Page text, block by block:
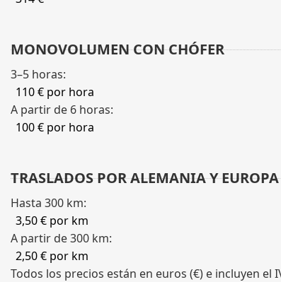
MONOVOLUMEN CON CHÓFER
3–5 horas:
110 € por hora
A partir de 6 horas:
100 € por hora
TRASLADOS POR ALEMANIA Y EUROPA
Hasta 300 km:
3,50 € por km
A partir de 300 km:
2,50 € por km
Todos los precios están en euros (€) e incluyen el